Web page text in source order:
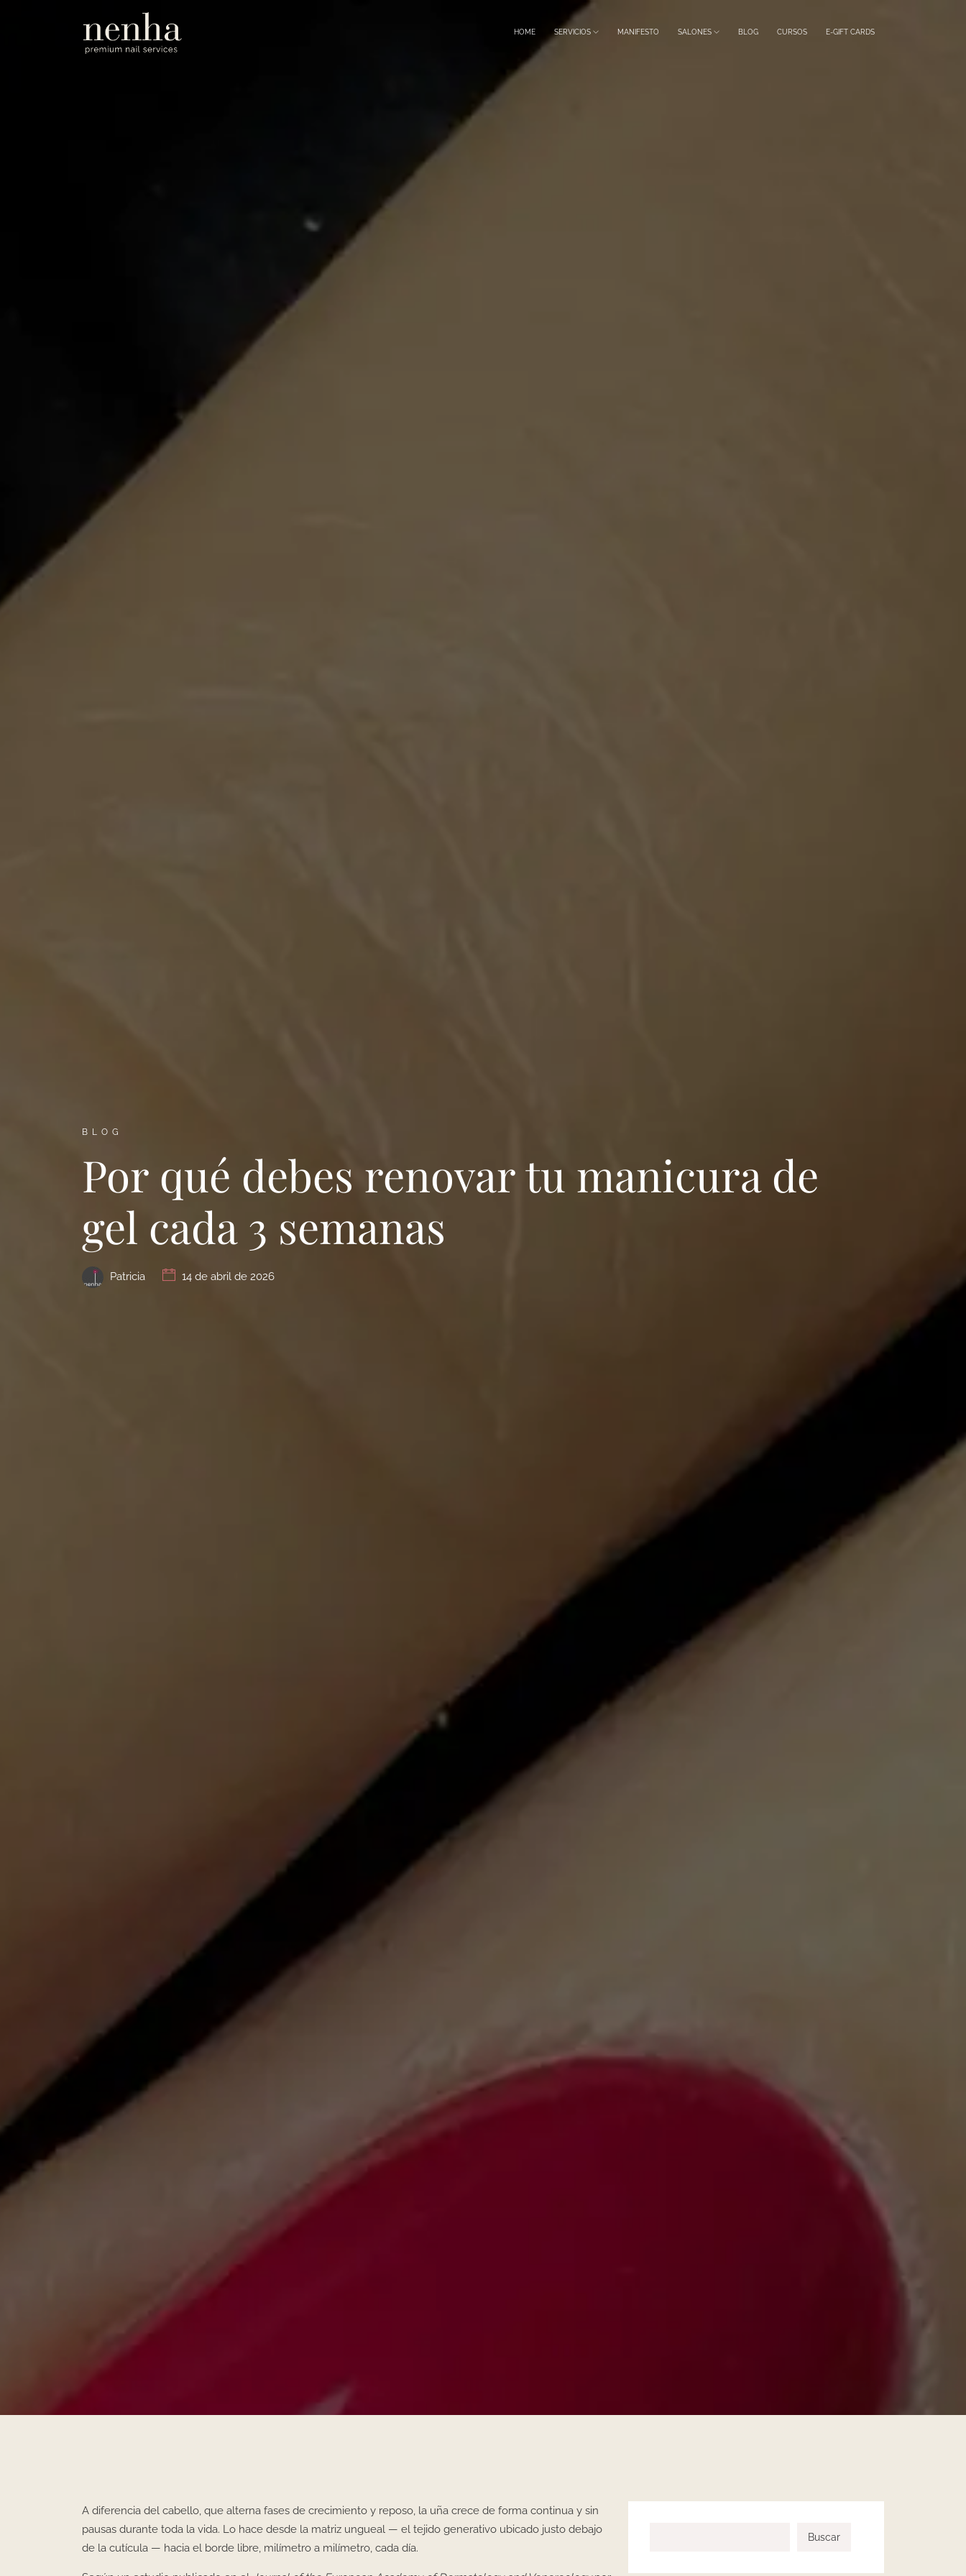
HOME SERVICIOS MANIFESTO SALONES BLOG CURSOS E-GIFT CARDS
BLOG
Por qué debes renovar tu manicura de
gel cada 3 semanas
Patricia 14 de abril de 2026
A diferencia del cabello, que alterna fases de crecimiento y reposo, la uña crece de forma continua y sin
pausas durante toda la vida. Lo hace desde la matriz ungueal — el tejido generativo ubicado justo debajo
de la cutícula — hacia el borde libre, milímetro a milímetro, cada día.
Buscar